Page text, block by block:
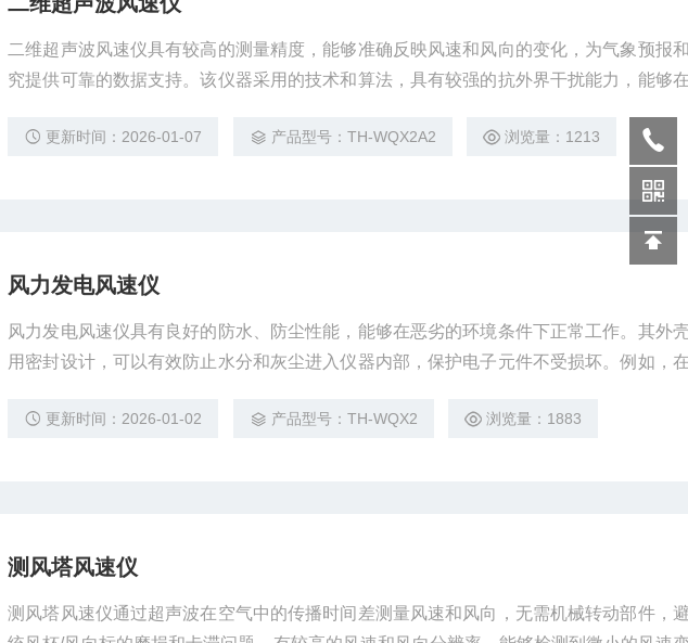
二维超声波风速仪具有较高的测量精度，能够准确反映风速和风向的变化，为气象预报
究提供可靠的数据支持。该仪器采用的技术和算法，具有较强的抗外界干扰能力，能够
劣环境。更新时间：2026-01-07 产品型号：TH-WQX2A2 浏览量：1213
风力发电风速仪
风力发电风速仪具有良好的防水、防尘性能，能够在恶劣的环境条件下正常工作。其外
用密封设计，可以有效防止水分和灰尘进入仪器内部，保护电子元件不受损坏。例如，
损。 更新时间：2026-01-02 产品型号：TH-WQX2 浏览量：1883
测风塔风速仪
测风塔风速仪通过超声波在空气中的传播时间差测量风速和风向，无需机械转动部件，